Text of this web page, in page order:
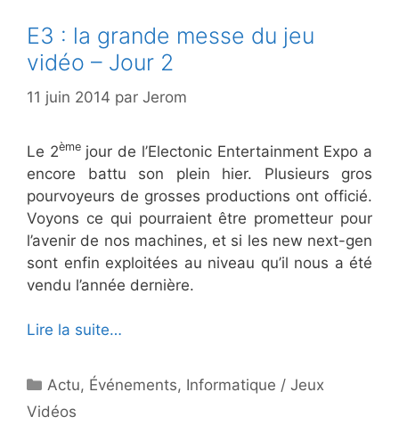
E3 : la grande messe du jeu
vidéo – Jour 2
11 juin 2014 par Jerom
Le 2èmejour de l’Electonic Entertainment Expo a
encore battu son plein hier. Plusieurs gros
pourvoyeurs de grosses productions ont officié.
Voyons ce qui pourraient être prometteur pour
l’avenir de nos machines, et si les new next-gen
sont enfin exploitées au niveau qu’il nous a été
vendu l’année dernière.
Lire la suite…
Catégories
Actu, Événements, Informatique / Jeux
Vidéos